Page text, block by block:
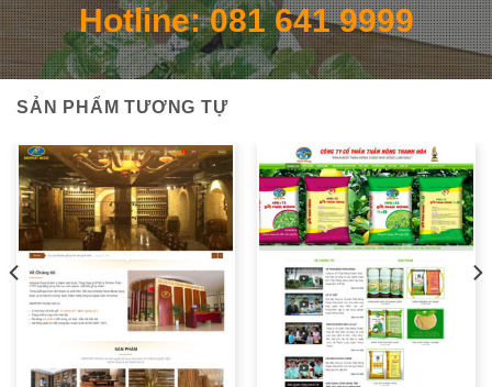
Hotline: 081 641 9999
SẢN PHẨM TƯƠNG TỰ